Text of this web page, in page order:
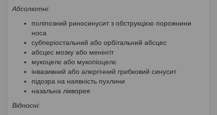
Абсолютні:
поліпозний риносинусит з обструкцією порожнини
носа
субперіостальний або орбітальний абсцес
абсцес мозку або менінгіт
мукоцелє або мукопіоцелє
інвазивний або алергічний грибковий синусит
підозра на наявність пухлини
назальна лікворея
Відносні: